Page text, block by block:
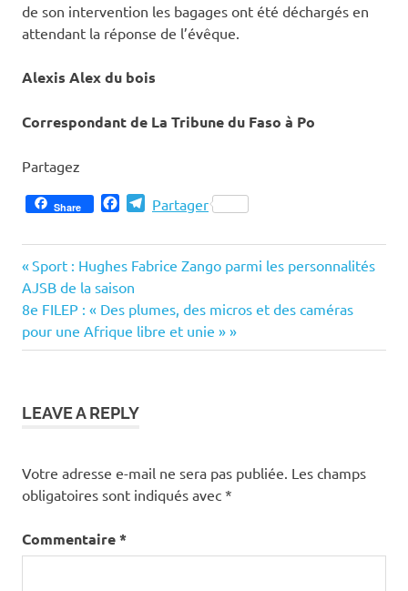
de son intervention les bagages ont été déchargés en
attendant la réponse de l’évêque.
Alexis Alex du bois
Correspondant de La Tribune du Faso à Po
Partagez
Share FacebookTelegram
Partager
Navigation
de
l’article
Previous
Post:
Sport : Hughes Fabrice Zango parmi les personnalités
AJSB de la saison
Next
Post:
8e FILEP : « Des plumes, des micros et des caméras
pour une Afrique libre et unie »
LEAVE A REPLY
Votre adresse e-mail ne sera pas publiée. Les champs
obligatoires sont indiqués avec *
Commentaire*